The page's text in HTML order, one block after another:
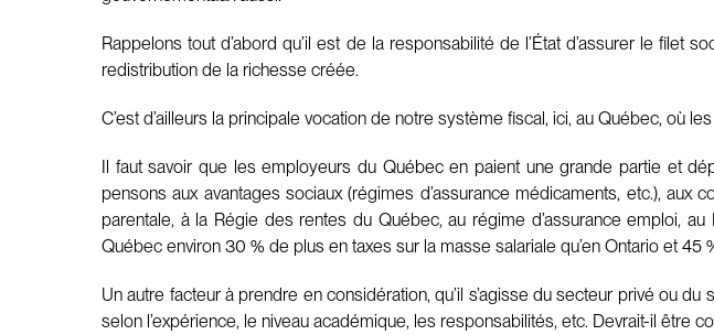
Rappelons tout d’abord qu’il est de la responsabilité de l’État d’assurer le
redistribution de la richesse créée.
C’est d’ailleurs la principale vocation de notre système fiscal, ici, au Québec,
Il faut savoir que les employeurs du Québec en paient une grande partie et
pensons aux avantages sociaux (régimes d’assurance médicaments, etc.),
parentale, à la Régie des rentes du Québec, au régime d’assurance emploi,
Québec environ 30 % de plus en taxes sur la masse salariale qu’en Ontario et 45
Un autre facteur à prendre en considération, qu’il s’agisse du secteur privé ou
selon l’expérience, le niveau académique, les responsabilités, etc. Devrait-il être